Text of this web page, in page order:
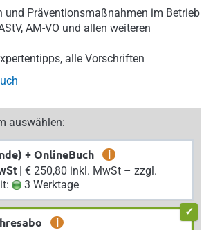
und Präventionsmaßnahmen im Betrieb
AM-VO und allen weiteren
alle Vorschriften
auswählen:
+ OnlineBuch
i
| € 250,80 inkl. MwSt – zzgl.
3 Werktage
i